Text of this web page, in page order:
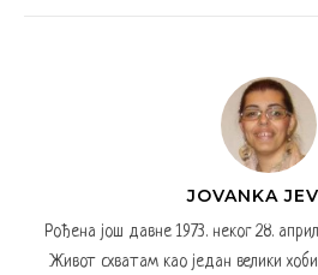
JOVANKA
Рођена још давне 1973. неког 28.
Живот схватам као један велики